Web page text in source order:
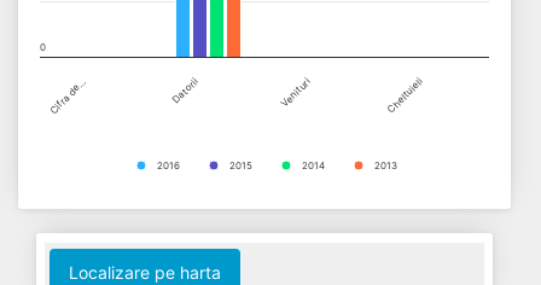
Cifra de… Datorii Venituri Cheltuieli
2016 2015 2014 2013
0
End of interactive chart.
Localizare pe harta